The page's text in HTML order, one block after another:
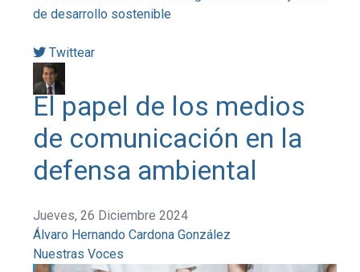
de desarrollo sostenible
Twittear
El papel de los medios
de comunicación en la
defensa ambiental
Jueves, 26 Diciembre 2024
Álvaro Hernando Cardona González
Nuestras Voces